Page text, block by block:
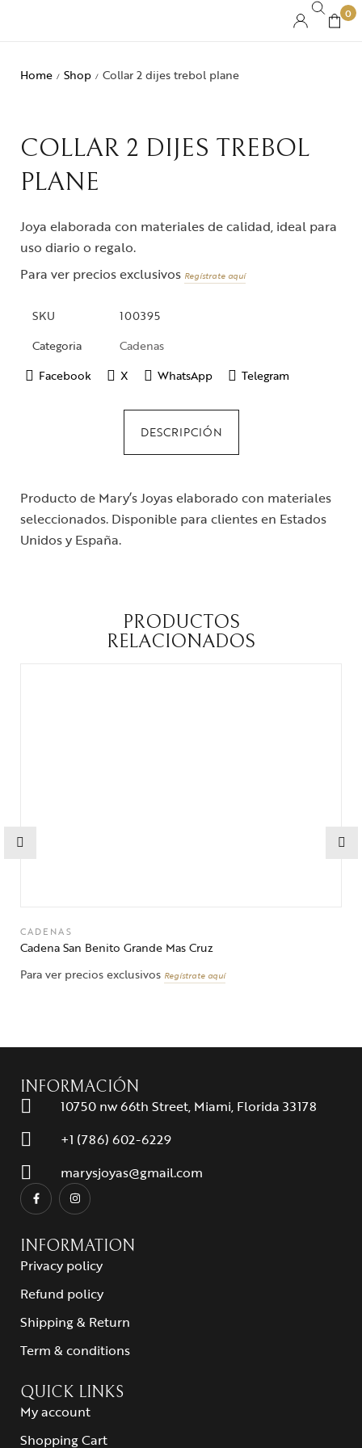
0
Home / Shop / Collar 2 dijes trebol plane
COLLAR 2 DIJES TREBOL
PLANE
Joya elaborada con materiales de calidad, ideal para
uso diario o regalo.
Para ver precios exclusivos Regístrate aquí
SKU
100395
Categoria
Cadenas
Facebook
X WhatsApp Telegram
DESCRIPCIÓN
Producto de Mary’s Joyas elaborado con materiales
seleccionados. Disponible para clientes en Estados
Unidos y España.
PRODUCTOS
RELACIONADOS
CADENAS
Cadena San Benito Grande Mas Cruz
Para ver precios exclusivos Regístrate aquí
INFORMACIÓN
10750 nw 66th Street, Miami, Florida 33178
+1 (786) 602-6229
marysjoyas@gmail.com
INFORMATION
Privacy policy
Refund policy
Shipping & Return
Term & conditions
QUICK LINKS
My account
Shopping Cart